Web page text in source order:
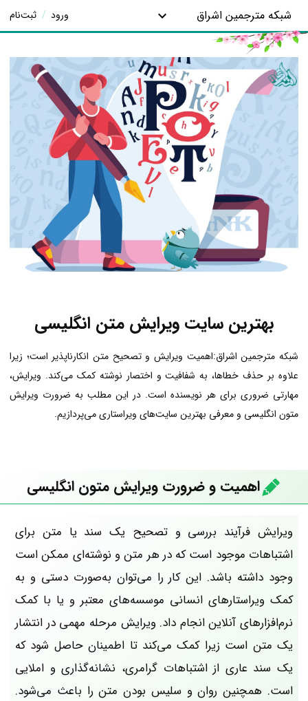
شبکه مترجمین اشراق ورود / ثبت‌نام
بهترین سایت ویرایش متن انگلیسی
شبکه مترجمین اشراق:اهمیت ویرایش و تصحیح متن انکارناپذیر است؛ زیرا
علاوه بر حذف خطاها، به شفافیت و اختصار نوشته کمک می‌کند. ویرایش،
مهارتی ضروری برای هر نویسنده است. در این مطلب به ضرورت ویرایش
متون انگلیسی و معرفی بهترین سایت‌های ویراستاری می‌پردازیم.
اهمیت و ضرورت ویرایش متون انگلیسی
ویرایش فرآیند بررسی و تصحیح یک سند یا متن برای
اشتباهات موجود است که در هر متن و نوشته‌ای ممکن است
وجود داشته باشد. این کار را می‌توان به‌صورت دستی و به
کمک ویراستارهای انسانی موسسه‌های معتبر و یا با کمک
نرم‌افزارهای آنلاین انجام داد. ویرایش مرحله مهمی در انتشار
یک متن است زیرا کمک می‌کند تا اطمینان حاصل شود که
یک سند عاری از اشتباهات گرامری، نشانه‌گذاری و املایی
است. همچنین روان و سلیس بودن متن را باعث می‌شود.